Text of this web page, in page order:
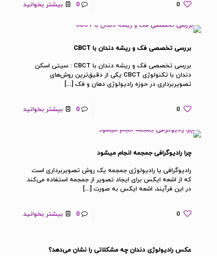
0
0 بیشتر بخوانید
بررسی تخصصی فک و ریشه دندان با CBCT
بررسی تخصصی فک و ریشه دندان با CBCT : سیتی اسکن
دندان با تکنولوژی CBCT یکی از دقیق‌ترین روش‌های
تصویربرداری در حوزه رادیولوژی دهان و فک […]
0
0 بیشتر بخوانید
چرا رادیوگرافی جمجمه انجام میشود
رادیوگرافی یا رادیولوژی جمجمه یک روش تصویربرداری است
که از اشعه ایکس برای ایجاد تصویر از جمجمه استفاده می‌کند.
در این فرآیند، اشعه ایکس به صورت […]
0
0 بیشتر بخوانید
عکس رادیولوژی دندان چه مشکلاتی را نشان می‌دهد؟